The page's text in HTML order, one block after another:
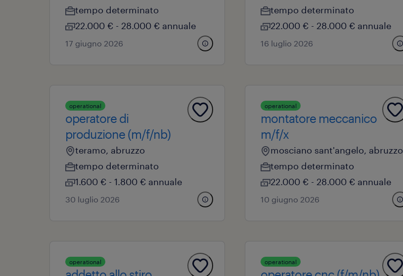
tempo determinato
22.000 € - 28.000 € annuale
17 giugno 2026
tempo determinato
22.000 € - 28.000 € annuale
16 luglio 2026
operational
operatore di
produzione (m/f/nb)
teramo, abruzzo
tempo determinato
1.600 € - 1.800 € annuale
30 luglio 2026
operational
montatore meccanico
m/f/x
mosciano sant'angelo, abruzzo
tempo determinato
22.000 € - 28.000 € annuale
10 giugno 2026
operational operational